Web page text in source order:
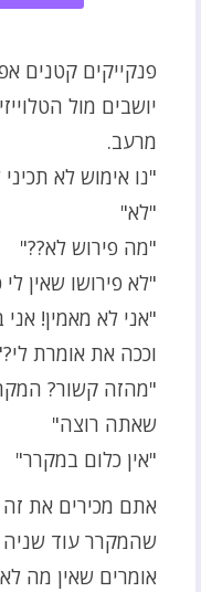
פנקייקים קטנים
יושבים מול
מרעב.
"נו אימוש לא
"לא"
"מה פירוש לא??"
"לא פירושו שאין
"אני לא מאמין!
וככה את אומרת
"מהזה קשור?
שאתה רוצה"
"אין כלום במקרר"
אתם מכירים את זה
שהמקרר עוד שניה
אומרים שאין מה